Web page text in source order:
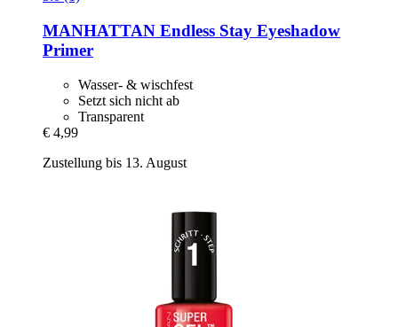
MANHATTAN Endless Stay Eyeshadow
Primer
Wasser- & wischfest
Setzt sich nicht ab
Transparent
€ 4,99
Zustellung bis 13. August